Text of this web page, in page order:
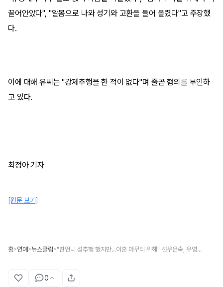
끌어안았다", "알몸으로 나와 성기와 고환을 들어 올렸다"고 주장했
다.
이에 대해 유씨는 "강제추행을 한 적이 없다"며 줄곧 혐의를 부인하
고 있다.
최정아 기자
[원문 보기]
홈>연예 >뉴스클립> "친언니 성추행 했지만...이혼 마무리 위해" 선우은숙, 유영재 변호사비 대신 내준 이유?
0